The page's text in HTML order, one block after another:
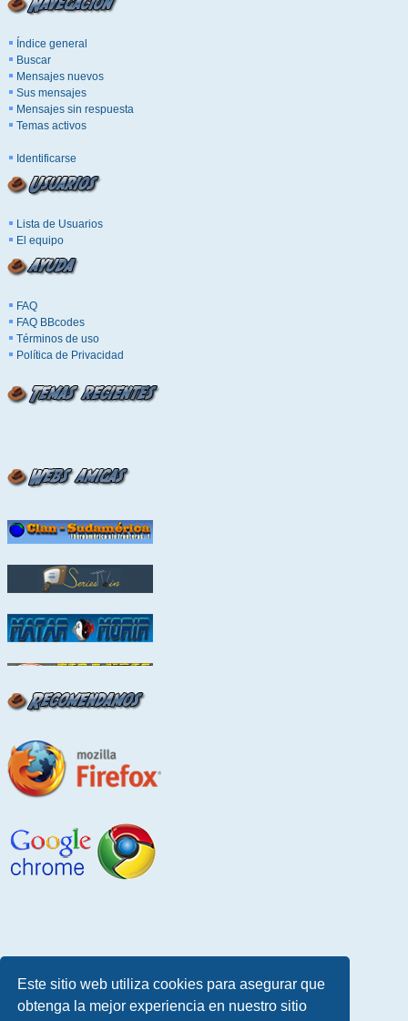
Este sitio web utiliza cookies para asegurar que
obtenga la mejor experiencia en nuestro sitio
Índice general
Buscar
Mensajes nuevos
Sus mensajes
Mensajes sin respuesta
Temas activos
Identificarse
Lista de Usuarios
El equipo
FAQ
FAQ BBcodes
Términos de uso
Política de Privacidad